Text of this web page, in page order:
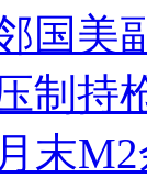
国美
制持
末